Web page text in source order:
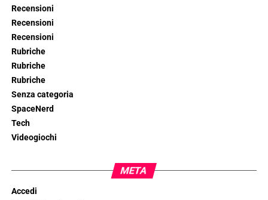
Recensioni
Recensioni
Recensioni
Rubriche
Rubriche
Rubriche
Senza categoria
SpaceNerd
Tech
Videogiochi
META
Accedi